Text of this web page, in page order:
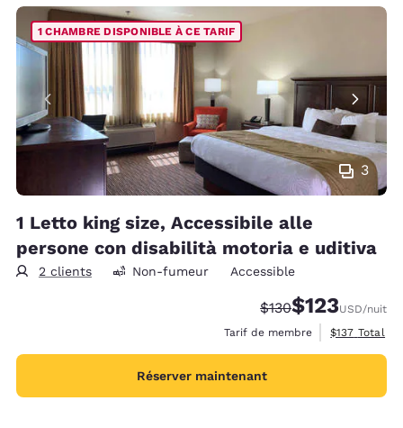
3
1 CHAMBRE DISPONIBLE À CE TARIF
1 Letto king size, Accessibile alle
persone con disabilità motoria e uditiva
2 clients Non-fumeur Accessible
Tarif barré :
$130Tarif réduit :
$123USD/nuit
Tarif de membre
Afficher les
$137 Total
Réserver maintenant